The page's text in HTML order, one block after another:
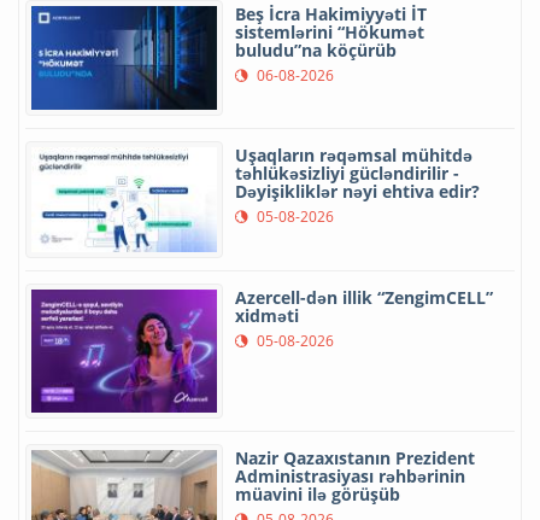
Beş İcra Hakimiyyəti İT
sistemlərini “Hökumət
buludu”na köçürüb
06-08-2026
Uşaqların rəqəmsal mühitdə
təhlükəsizliyi gücləndirilir -
Dəyişikliklər nəyi ehtiva edir?
05-08-2026
Azercell-dən illik “ZengimCELL”
xidməti
05-08-2026
Nazir Qazaxıstanın Prezident
Administrasiyası rəhbərinin
müavini ilə görüşüb